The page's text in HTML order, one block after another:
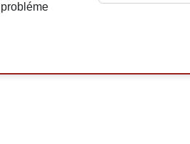
probléme